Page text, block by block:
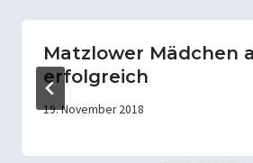
Matzlower Mädchen
erfolgreich
19. November 2018